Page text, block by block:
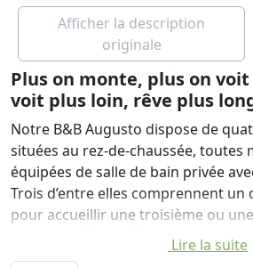
Afficher la description
originale
Plus on monte, plus on
voit plus loin, rêve plus
Notre B&B Augusto dispose de
situées au rez-de-chaussée, toutes
équipées de salle de bain privée
Trois d’entre elles comprennent
pour accueillir une troisième ou
personne. Nous offrons une
une télévision avec chaînes satellite.
Lire la suite